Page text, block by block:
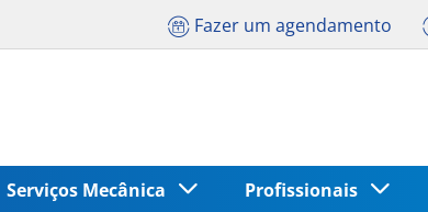
Fazer um agendamento
Serviços Mecânica Profissionais